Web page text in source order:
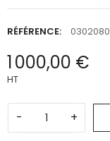
RÉFÉRENCE: 0302080
1 000,00 €
HT
- +